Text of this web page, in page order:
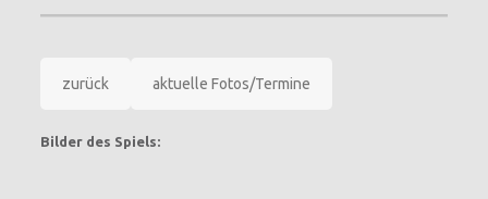
zurück aktuelle Fotos/Termine
Bilder des Spiels: